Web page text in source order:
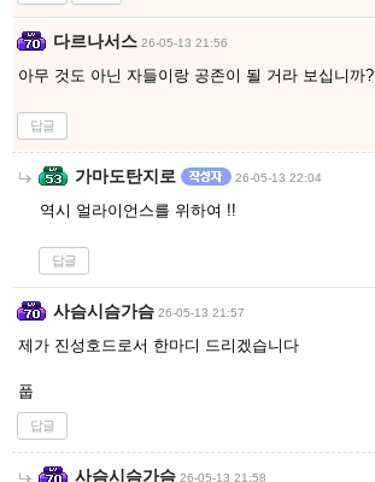
다르나서스 26-05-13 21:56
아무 것도 아닌 자들이랑 공존이 될 거라 보십니까?
답글
가마도탄지로 26-05-13 22:04
역시 얼라이언스를 위하여 !!
답글
사슴시슴가슴 26-05-13 21:57
제가 진성호드로서 한마디 드리겠습니다
풉
답글
사슴시슴가슴 26-05-13 21:58